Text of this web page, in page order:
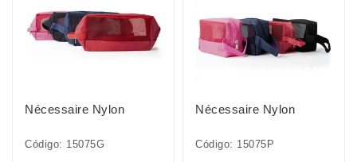
Nécessaire Nylon
Código: 15075G
Nécessaire Nylon
Código: 15075P